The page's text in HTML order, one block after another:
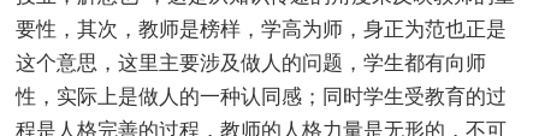
要性，其次，教师是榜样，学高为师，身正为范也正是
这个意思，这里主要涉及做人的问题，学生都有向师
性，实际上是做人的一种认同感；同时学生受教育的过
程是人格完善的过程，教师的人格力量是无形的，不可